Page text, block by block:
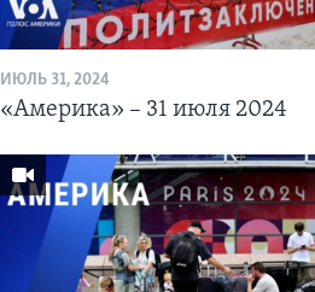
ИЮЛЬ 31, 2024
«Америка» – 31 июля 2024